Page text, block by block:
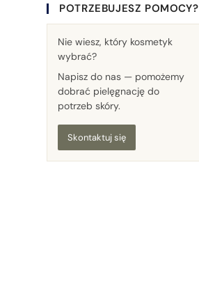
POTRZEBUJESZ POMOCY?
Nie wiesz, który kosmetyk
wybrać?
Napisz do nas — pomożemy
dobrać pielęgnację do
potrzeb skóry.
Skontaktuj się